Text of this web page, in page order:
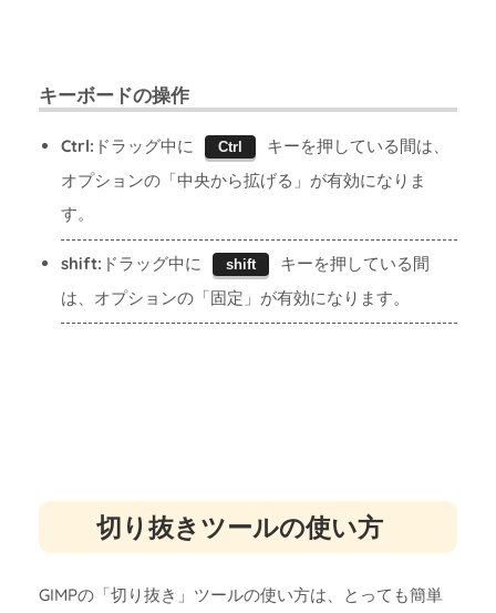
キーボードの操作
Ctrl: ドラッグ中に Ctrl
キーを押している間は、
オプションの「中央から拡げる」が有効になりま
す。
shift: ドラッグ中に shift
キーを押している間
は、オプションの「固定」が有効になります。
切り抜きツールの使い方
GIMPの「切り抜き」ツールの使い方は、とっても簡単